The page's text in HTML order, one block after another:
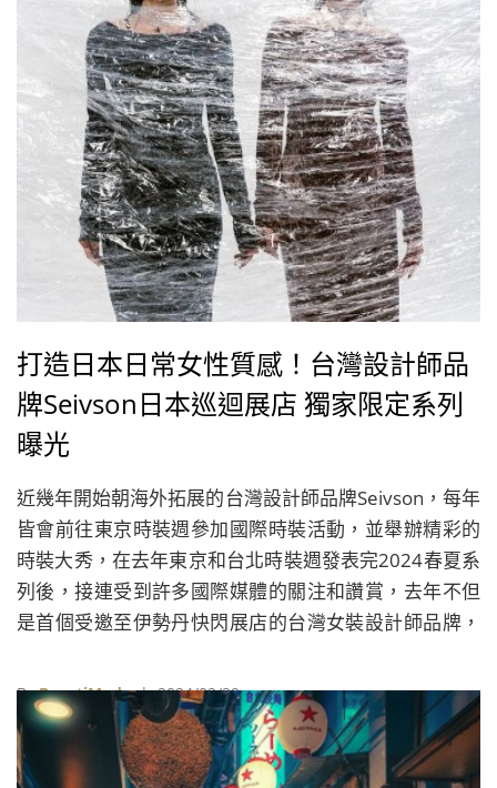
打造日本日常女性質感！台灣設計師品
牌Seivson日本巡迴展店 獨家限定系列
曝光
近幾年開始朝海外拓展的台灣設計師品牌Seivson，每年
皆會前往東京時裝週參加國際時裝活動，並舉辦精彩的
時裝大秀，在去年東京和台北時裝週發表完2024春夏系
列後，接連受到許多國際媒體的關注和讚賞，去年不但
是首個受邀至伊勢丹快閃展店的台灣女裝設計師品牌，
ByBeautiMode| 2024/02/29